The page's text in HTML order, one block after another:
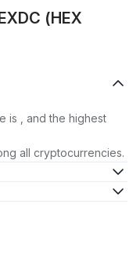
(HEX
is , and the highest
all cryptocurrencies.